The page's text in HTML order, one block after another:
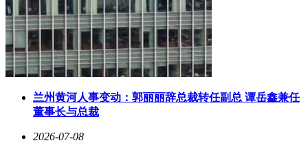
3 - 5年
热门新能源
汽车
高
关注市场趋势，选择保值率
高的车型
5 - 10
年
家用普通车
型
中
综合考虑车辆性能、价格和
保值率
10年以
更注重车辆的个性化需求和
性价比
查阅专业的汽车保值率排行榜、咨询经销商或参考二手车交易
兰州黄河人事变动：郭丽丽辞总裁转任副总 谭岳鑫兼任
董事长与总裁
2026-07-08